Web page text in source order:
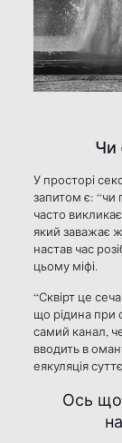
Чи
У просторі
запитом є: “чи
часто викликає
який заважає
настав час
цьому міфі.
“Сквірт це
що рідина при
самий канал,
вводить в
еякуляція
Ось що